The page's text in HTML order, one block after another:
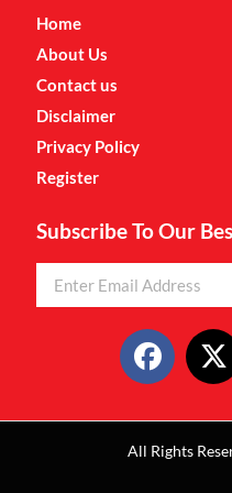
Home
About Us
Contact us
Disclaimer
Privacy Policy
Register
Subscribe To Our
All Rights